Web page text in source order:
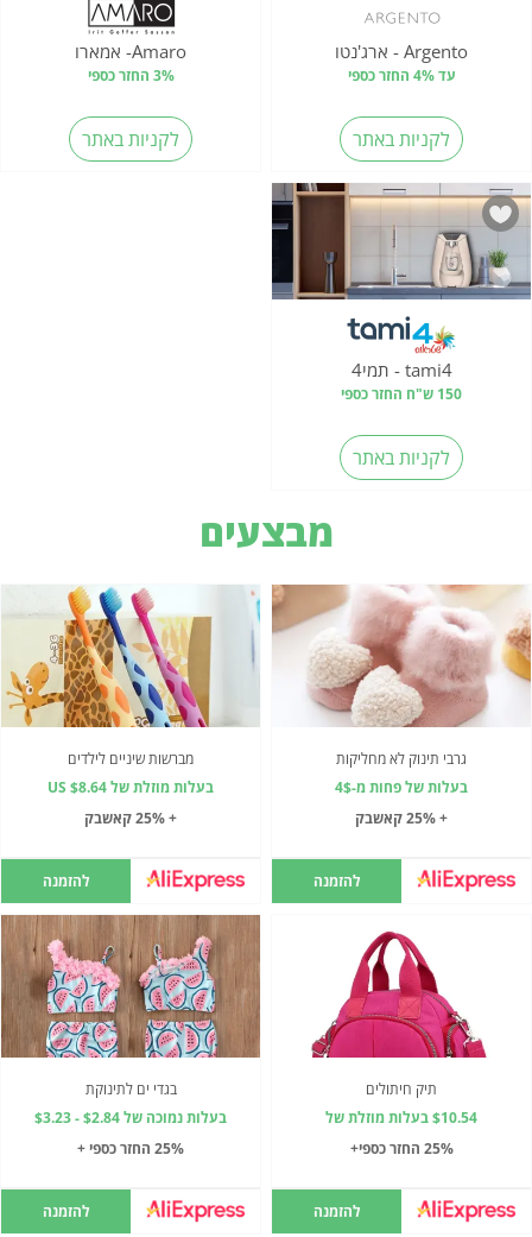
Argento - ארג'נטו
עד 4% החזר כספי
לקניות באתר
Amaro- אמארו
3% החזר כספי
לקניות באתר
tami4 - תמי4
150 ש"ח החזר כספי
לקניות באתר
מבצעים
גרבי תינוק לא מחליקות
בעלות של פחות מ-4$
+ 25% קאשבק
להזמנה
מברשות שיניים לילדים
בעלות מוזלת של US $8.64
+ 25% קאשבק
להזמנה
תיק חיתולים
$10.54 בעלות מוזלת של
25% החזר כספי+
להזמנה
בגדי ים לתינוקת
בעלות נמוכה של $2.84 - $3.23
25% החזר כספי +
להזמנה